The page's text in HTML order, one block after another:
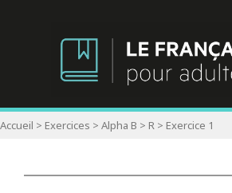
Accueil > Exercices > Alpha B > R > Exercice 1